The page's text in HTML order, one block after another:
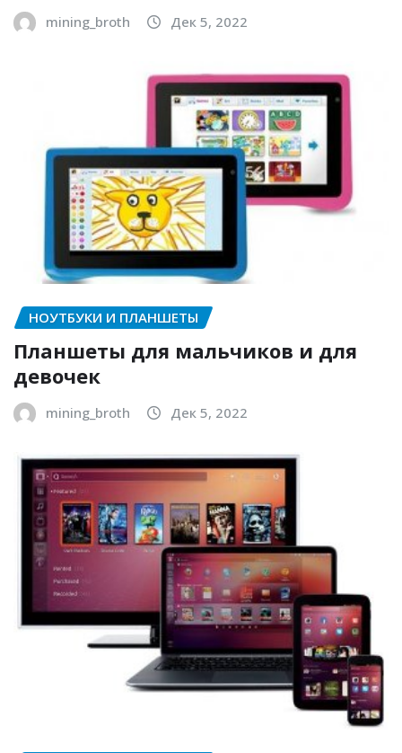
mining_broth Дек 5, 2022
НОУТБУКИ И ПЛАНШЕТЫ
Планшеты для мальчиков и для
девочек
mining_broth Дек 5, 2022